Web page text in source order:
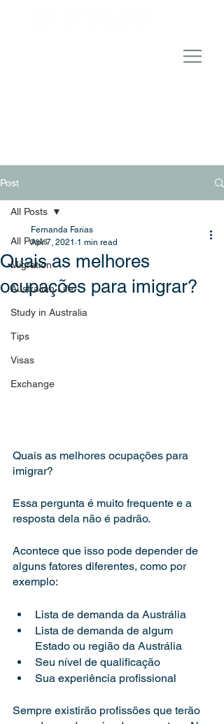
Post
All Posts
Migration
Australian Life
Study in Australia
Tips
Visas
Exchange
All Posts
Quais as melhores
ocupações para imigrar?
Fernanda Farias
Apr 7, 2021 1 min read
Quais as melhores ocupações para
imigrar?
Essa pergunta é muito frequente e a
resposta dela não é padrão.
Acontece que isso pode depender de
alguns fatores diferentes, como por
exemplo:
Lista de demanda da Austrália
Lista de demanda de algum
Estado ou região da Austrália
Seu nível de qualificação
Sua experiência profissional
Sempre existirão profissões que terão